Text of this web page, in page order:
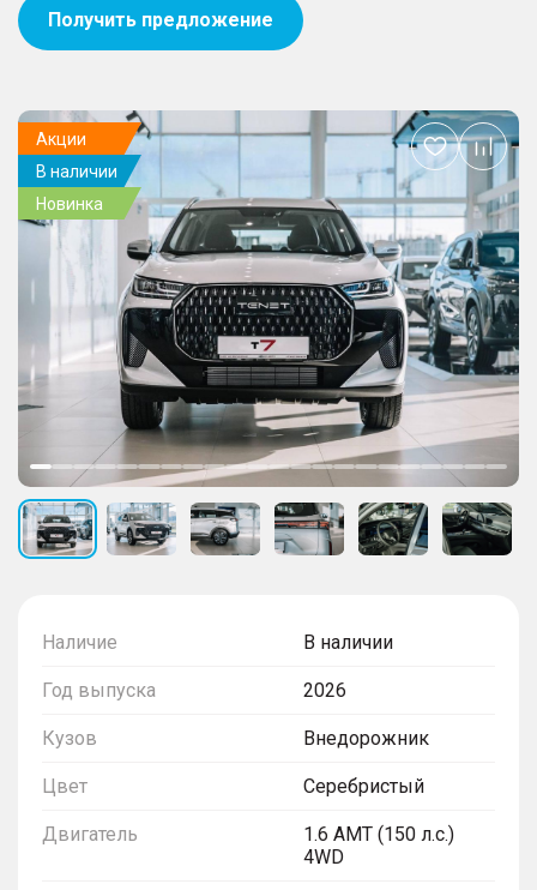
Получить предложение
Наличие В наличии
Год выпуска 2026
Кузов Внедорожник
Цвет Серебристый
Двигатель
1.6 AMT (150 л.с.)
4WD
Акции
В наличии
Новинка
Добавить
в
избранное